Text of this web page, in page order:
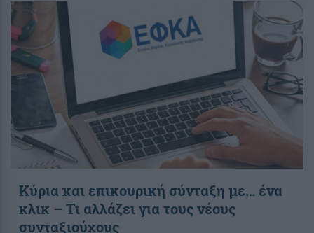
Κύρια και επικουρική σύνταξη με… ένα
κλικ – Τι αλλάζει για τους νέους
συνταξιούχους